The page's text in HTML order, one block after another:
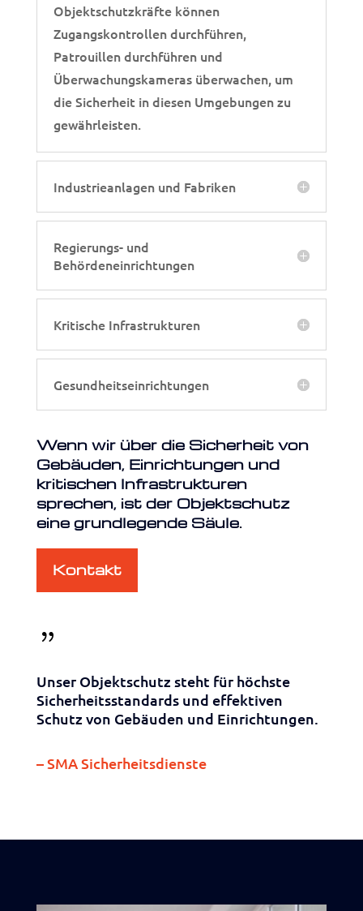
Objektschutzkräfte können
Zugangskontrollen durchführen,
Patrouillen durchführen und
Überwachungskameras überwachen, um
die Sicherheit in diesen Umgebungen zu
gewährleisten.
Industrieanlagen und Fabriken
Regierungs- und
Behördeneinrichtungen
Kritische Infrastrukturen
Gesundheitseinrichtungen
Wenn wir über die Sicherheit von
Gebäuden, Einrichtungen und
kritischen Infrastrukturen
sprechen, ist der Objektschutz
eine grundlegende Säule.
Kontakt
{
Unser Objektschutz steht für höchste
Sicherheitsstandards und effektiven
Schutz von Gebäuden und Einrichtungen.
– SMA Sicherheitsdienste